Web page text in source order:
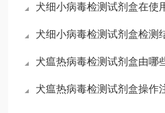
犬细小病毒检测试剂盒在使用
犬细小病毒检测试剂盒检测
犬瘟热病毒检测试剂盒由哪
犬瘟热病毒检测试剂盒操作